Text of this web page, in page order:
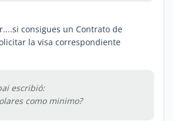
consigues un Contrato de
la visa correspondiente
escribió:
como minimo?